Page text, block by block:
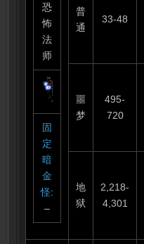
恐
怖
法
师
固
定
暗
金
怪:
–
普
通
33-48
噩
梦
495-
720
地
狱
2,218-
4,301